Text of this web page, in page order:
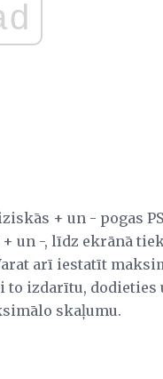
+ un - pogas
un -, līdz ekrānā
arī iestatīt
izdarītu, dodieties
skaļumu.